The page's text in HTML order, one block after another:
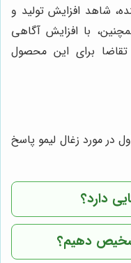
شاهد افزایش تولید و
با افزایش آگاهی
تقاضا برای این محصول
در مورد زغال لیمو پاسخ
دارد؟
دهیم؟